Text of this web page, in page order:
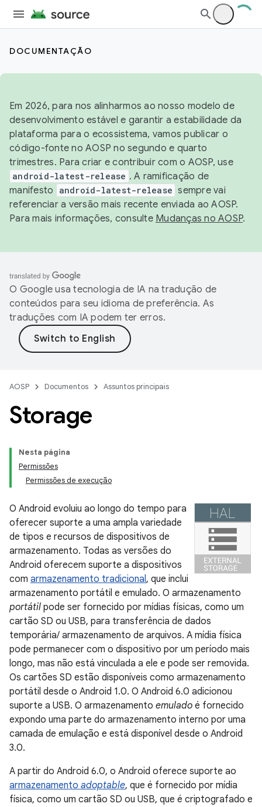
DOCUMENTAÇÃO
Em 2026, para nos alinharmos ao nosso modelo de
desenvolvimento estável e garantir a estabilidade da
plataforma para o ecossistema, vamos publicar o
código-fonte no AOSP no segundo e quarto
trimestres. Para criar e contribuir com o AOSP, use
android-latest-release . A ramificação de
manifesto
android-latest-release sempre vai
referenciar a versão mais recente enviada ao AOSP.
Para mais informações, consulte Mudanças no AOSP.
O Google usa tecnologia de IA na tradução de
conteúdos para seu idioma de preferência. As
traduções com IA podem ter erros.
AOSP Documentos Assuntos principais
Storage
Nesta página
Permissões
Permissões de execução
O Android evoluiu ao longo do tempo para
oferecer suporte a uma ampla variedade
de tipos e recursos de dispositivos de
armazenamento. Todas as versões do
Android oferecem suporte a dispositivos
com armazenamento tradicional, que inclui
armazenamento portátil e emulado. O armazenamento
portátil pode ser fornecido por mídias físicas, como um
cartão SD ou USB, para transferência de dados
temporária/ armazenamento de arquivos. A mídia física
pode permanecer com o dispositivo por um período mais
longo, mas não está vinculada a ele e pode ser removida.
Os cartões SD estão disponíveis como armazenamento
portátil desde o Android 1.0. O Android 6.0 adicionou
suporte a USB. O armazenamento emulado é fornecido
expondo uma parte do armazenamento interno por uma
camada de emulação e está disponível desde o Android
3.0.
A partir do Android 6.0, o Android oferece suporte ao
armazenamento adoptable, que é fornecido por mídia
física, como um cartão SD ou USB, que é criptografado e